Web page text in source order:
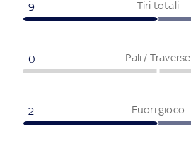
Tiri totali
9
Pali / Traverse
0
Fuori gioco
2